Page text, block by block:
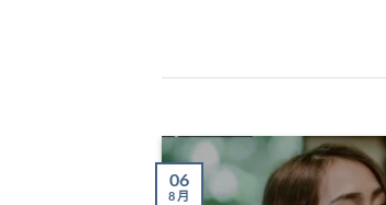
06
8 月